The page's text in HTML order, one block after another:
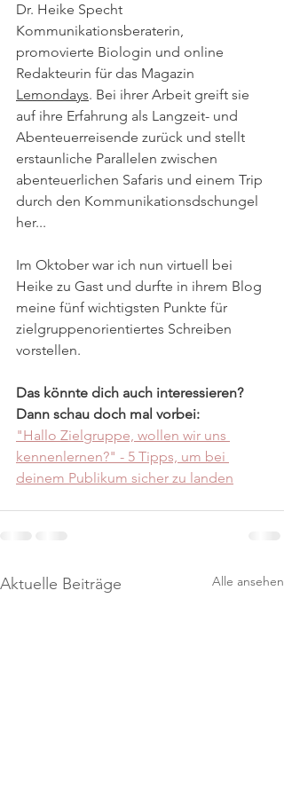
Dr. Heike Specht
Kommunikationsberaterin,
promovierte Biologin und online
Redakteurin für das Magazin
Lemondays. Bei ihrer Arbeit greift sie
auf ihre Erfahrung als Langzeit- und
Abenteuerreisende zurück und stellt
erstaunliche Parallelen zwischen
abenteuerlichen Safaris und einem Trip
durch den Kommunikationsdschungel
her...
Im Oktober war ich nun virtuell bei
Heike zu Gast und durfte in ihrem Blog
meine fünf wichtigsten Punkte für
zielgruppenorientiertes Schreiben
vorstellen.
Das könnte dich auch interessieren?
Dann schau doch mal vorbei:
"Hallo Zielgruppe, wollen wir uns
kennenlernen?" - 5 Tipps, um bei
deinem Publikum sicher zu landen
Aktuelle Beiträge Alle ansehen